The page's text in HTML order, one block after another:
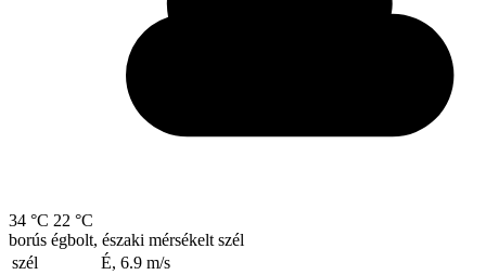
34 °C 22 °C
borús égbolt, északi mérsékelt szél
szél
É, 6.9 m/s